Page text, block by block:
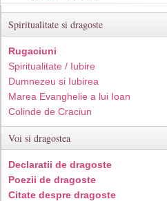
Spiritualitate si dragoste
Rugaciuni
Spiritualitate / Iubire
Dumnezeu si Iubirea
Marea Evanghelie a lui Ioan
Colinde de Craciun
Voi si dragostea
Declaratii de dragoste
Poezii de dragoste
Citate despre dragoste